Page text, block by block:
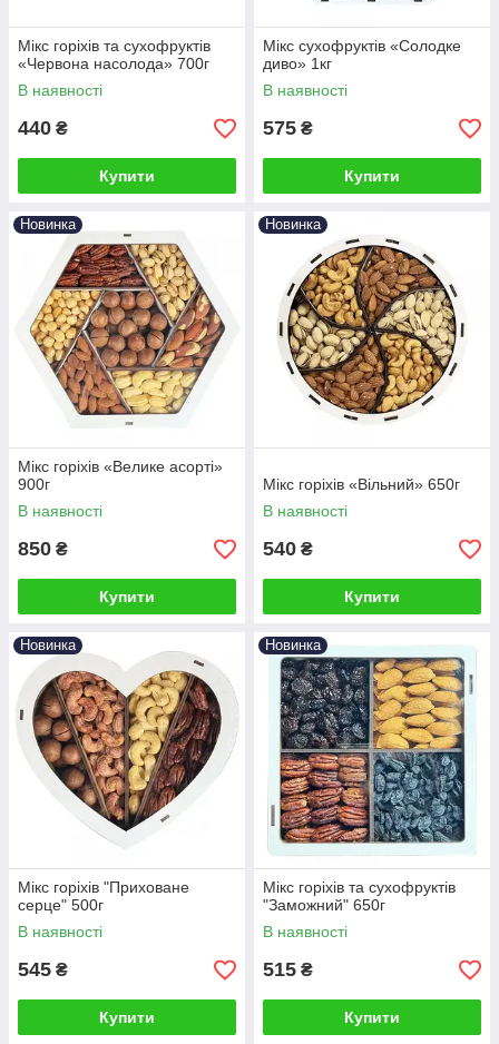
Мікс горіхів та сухофруктів
«Червона насолода» 700г
В наявності
440 ₴
Купити
Мікс сухофруктів «Солодке
диво» 1кг
В наявності
575 ₴
Купити
Новинка
Мікс горіхів «Велике асорті»
900г
В наявності
850 ₴
Купити
Новинка
Мікс горіхів «Вільний» 650г
В наявності
540 ₴
Купити
Новинка
Мікс горіхів "Приховане
серце" 500г
В наявності
545 ₴
Купити
Новинка
Мікс горіхів та сухофруктів
"Заможний" 650г
В наявності
515 ₴
Купити